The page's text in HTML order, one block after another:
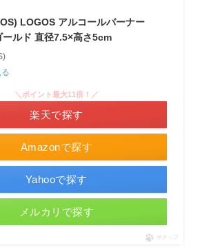
LOGOS アルコールバーナー
ルド 直径7.5×高さ5cm
Amazonで探す
＼ポイント最大11倍！／
楽天で探す
Yahooで探す
メルカリで探す
ポチップ